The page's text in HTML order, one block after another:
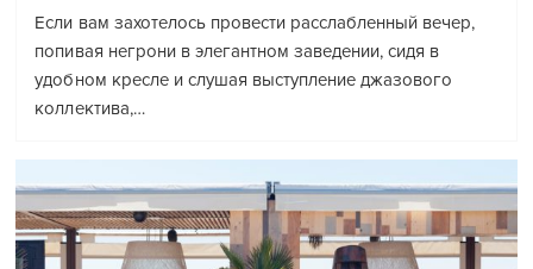
Если вам захотелось провести расслабленный вечер,
попивая негрони в элегантном заведении, сидя в
удобном кресле и слушая выступление джазового
коллектива,…